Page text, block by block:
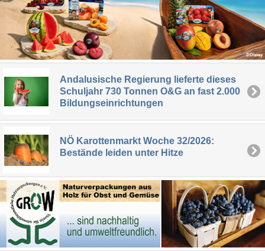
Andalusische Regierung lieferte dieses
Schuljahr 730 Tonnen O&G an fast 2.000
Bildungseinrichtungen
NÖ Karottenmarkt Woche 32/2026:
Bestände leiden unter Hitze